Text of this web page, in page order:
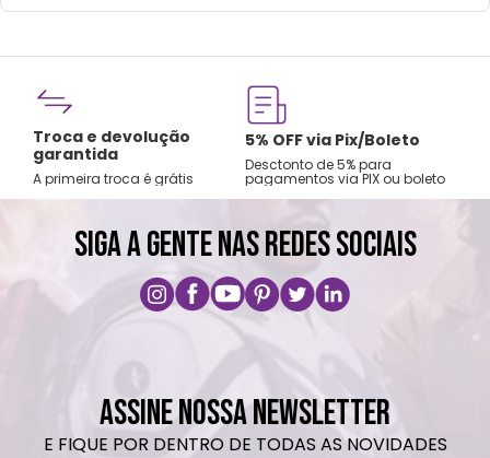
Altura: 30cm| Largura: 8cm| Comprimento:
unidade de fonte de 4.5V D.C 500Ma
Os resíduos de produtos elétricos não
devem ser descartados com o lixo
doméstico. Por favor, recicle nos locais
Troca e devolução
garantida
A primeira troca é grátis
5% OFF via Pix/Boleto
Desctonto de 5% para
pagamentos via PIX ou boleto
SIGA A GENTE NAS REDES SOCIAIS
ASSINE NOSSA NEWSLETTER
E FIQUE POR DENTRO DE TODAS AS NOVIDADES